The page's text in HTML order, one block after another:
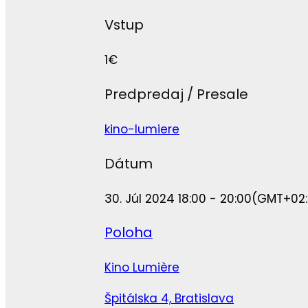
Vstup
1€
Predpredaj / Presale
kino-lumiere
Dátum
30. Júl 2024 18:00 - 20:00
Poloha
Kino Lumière
Špitálska 4, Bratislava